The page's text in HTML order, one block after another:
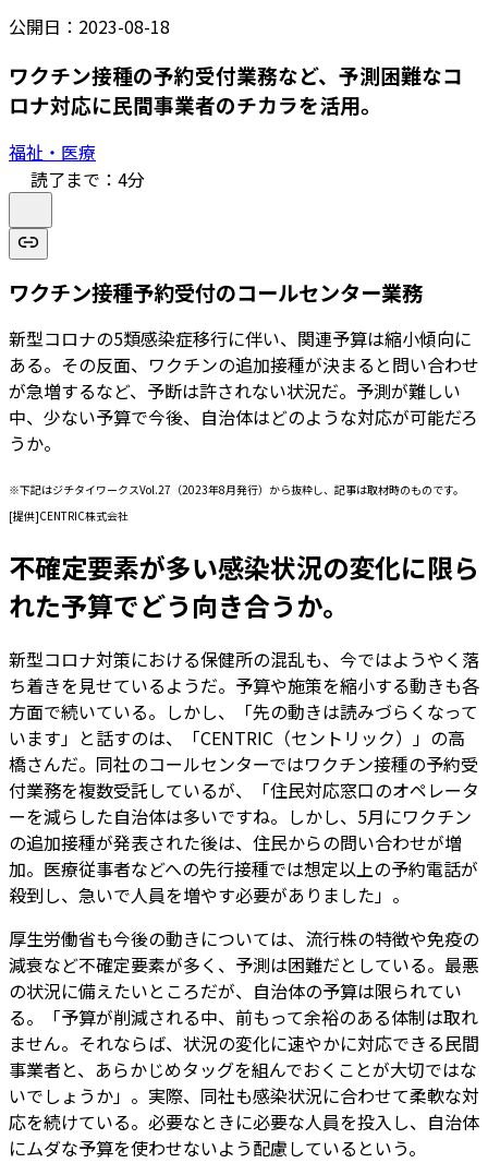
公開日： 2023-08-18
ワクチン接種の予約受付業務など、予測困難なコ
ロナ対応に民間事業者のチカラを活用。
福祉・医療
読了まで： 4分
ワクチン接種予約受付のコールセンター業務
新型コロナの5類感染症移行に伴い、関連予算は縮小傾向に
ある。その反面、ワクチンの追加接種が決まると問い合わせ
が急増するなど、予断は許されない状況だ。予測が難しい
中、少ない予算で今後、自治体はどのような対応が可能だろ
うか。
※下記はジチタイワークスVol.27（2023年8月発行）から抜粋し、記事は取材時のものです。
[提供]CENTRIC株式会社
不確定要素が多い感染状況の変化に限ら
れた予算でどう向き合うか。
新型コロナ対策における保健所の混乱も、今ではようやく落
ち着きを見せているようだ。予算や施策を縮小する動きも各
方面で続いている。しかし、「先の動きは読みづらくなって
います」と話すのは、「CENTRIC（セントリック）」の高
橋さんだ。同社のコールセンターではワクチン接種の予約受
付業務を複数受託しているが、「住民対応窓口のオペレータ
ーを減らした自治体は多いですね。しかし、5月にワクチン
の追加接種が発表された後は、住民からの問い合わせが増
加。医療従事者などへの先行接種では想定以上の予約電話が
殺到し、急いで人員を増やす必要がありました」。
厚生労働省も今後の動きについては、流行株の特徴や免疫の
減衰など不確定要素が多く、予測は困難だとしている。最悪
の状況に備えたいところだが、自治体の予算は限られてい
る。「予算が削減される中、前もって余裕のある体制は取れ
ません。それならば、状況の変化に速やかに対応できる民間
事業者と、あらかじめタッグを組んでおくことが大切ではな
いでしょうか」。実際、同社も感染状況に合わせて柔軟な対
応を続けている。必要なときに必要な人員を投入し、自治体
にムダな予算を使わせないよう配慮しているという。